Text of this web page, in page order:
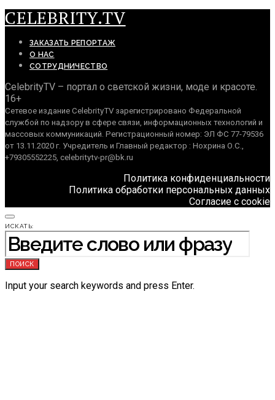
CELEBRITY.TV
ЗАКАЗАТЬ РЕПОРТАЖ
О НАС
СОТРУДНИЧЕСТВО
CelebrityTV – портал о светской жизни, моде и красоте.
16+
Сетевое издание CelebrityTV зарегистрировано Федеральной
службой по надзору в сфере связи, информационных технологий и
массовых коммуникаций. Регистрационный номер: ЭЛ ФС 77-79536
от 13.11.2020 г. Учредитель и Главный редактор : Нохрина О.С.,
+79305552225, celebritytv-pr@bk.ru
Политика конфиденциальности
Политика обработки персональных данных
Согласие с cookie
ИСКАТЬ:
ПОИСК
Input your search keywords and press Enter.